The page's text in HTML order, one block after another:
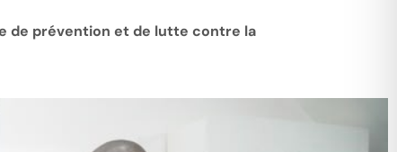
de prévention et de lutte contre la